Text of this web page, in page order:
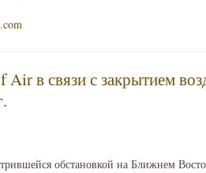
в связи с закрытием
обстановкой на Ближнем